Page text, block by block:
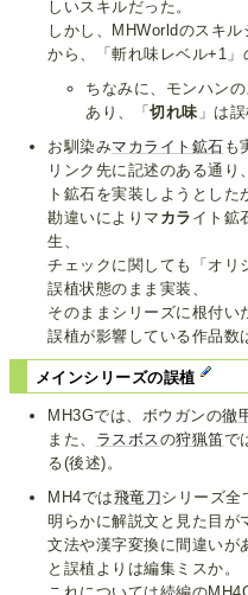
しいスキルだった。
しかし、MHWorldのスキ
から、「斬れ味レベル+1
ちなみに、モンハン
あり、「切れ味 」は
お馴染みマカライト鉱石 も
リンク先に記述のある通
ト鉱石を実装しようとした
勘違いによりマ カラ イト鉱
生、
チェックに関しても「オリ
誤植状態のまま実装、
そのままシリーズに根付
誤植が影響している作品数
メインシリーズの誤植
MH3Gでは、ボウガンの徹
また、 ラスボス の狩猟笛で
る(後述)。
MH4では飛竜刀シリーズ全
明らかに解説文と見た目が
文法や漢字変換に間違いが
と誤植よりは編集ミスか。